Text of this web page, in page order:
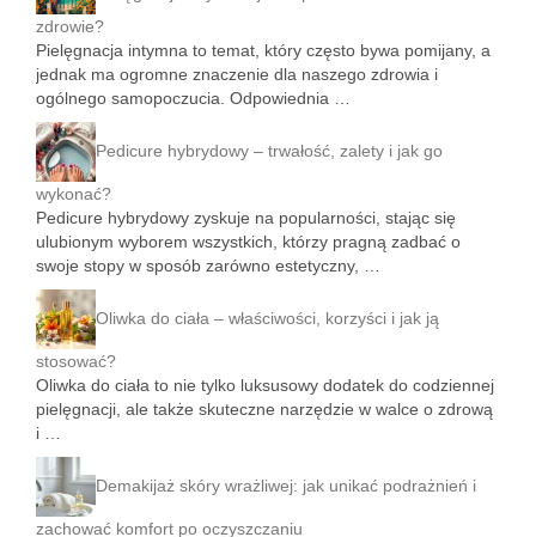
zdrowie?
Pielęgnacja intymna to temat, który często bywa pomijany, a
jednak ma ogromne znaczenie dla naszego zdrowia i
ogólnego samopoczucia. Odpowiednia …
Pedicure hybrydowy – trwałość, zalety i jak go
wykonać?
Pedicure hybrydowy zyskuje na popularności, stając się
ulubionym wyborem wszystkich, którzy pragną zadbać o
swoje stopy w sposób zarówno estetyczny, …
Oliwka do ciała – właściwości, korzyści i jak ją
stosować?
Oliwka do ciała to nie tylko luksusowy dodatek do codziennej
pielęgnacji, ale także skuteczne narzędzie w walce o zdrową
i …
Demakijaż skóry wrażliwej: jak unikać podrażnień i
zachować komfort po oczyszczaniu